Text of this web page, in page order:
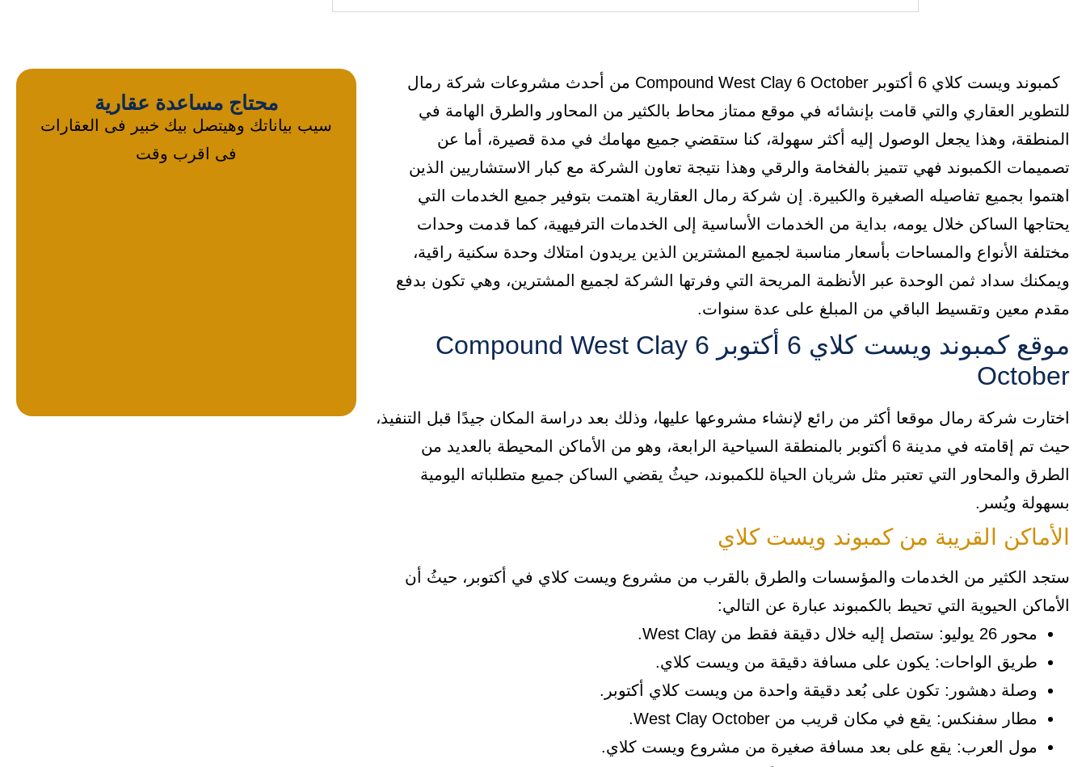
كمبوند ويست كلاي 6 أكتوبر Compound West Clay 6 October من أحدث مشروعات شركة رمال
للتطوير العقاري والتي قامت بإنشائه في موقع ممتاز محاط بالكثير من المحاور والطرق الهامة في
المنطقة، وهذا يجعل الوصول إليه أكثر سهولة، كنا ستقضي جميع مهامك في مدة قصيرة، أما عن
تصميمات الكمبوند فهي تتميز بالفخامة والرقي وهذا نتيجة تعاون الشركة مع كبار الاستشاريين الذين
اهتموا بجميع تفاصيله الصغيرة والكبيرة. إن شركة رمال العقارية اهتمت بتوفير جميع الخدمات التي
يحتاجها الساكن خلال يومه، بداية من الخدمات الأساسية إلى الخدمات الترفيهية، كما قدمت وحدات
مختلفة الأنواع والمساحات بأسعار مناسبة لجميع المشترين الذين يريدون امتلاك وحدة سكنية راقية،
ويمكنك سداد ثمن الوحدة عبر الأنظمة المريحة التي وفرتها الشركة لجميع المشترين، وهي تكون بدفع
مقدم معين وتقسيط الباقي من المبلغ على عدة سنوات.
موقع كمبوند ويست كلاي 6 أكتوبر Compound West Clay 6
October
اختارت شركة رمال موقعا أكثر من رائع لإنشاء مشروعها عليها، وذلك بعد دراسة المكان جيدًا قبل التنفيذ،
حيث تم إقامته في مدينة 6 أكتوبر بالمنطقة السياحية الرابعة، وهو من الأماكن المحيطة بالعديد من
الطرق والمحاور التي تعتبر مثل شريان الحياة للكمبوند، حيثُ يقضي الساكن جميع متطلباته اليومية
بسهولة ويُسر.
الأماكن القريبة من كمبوند ويست كلاي
ستجد الكثير من الخدمات والمؤسسات والطرق بالقرب من مشروع ويست كلاي في أكتوبر، حيثُ أن
الأماكن الحيوية التي تحيط بالكمبوند عبارة عن التالي:
محور 26 يوليو: ستصل إليه خلال دقيقة فقط من West Clay.
طريق الواحات: يكون على مسافة دقيقة من ويست كلاي.
وصلة دهشور: تكون على بُعد دقيقة واحدة من ويست كلاي أكتوبر.
مطار سفنكس: يقع في مكان قريب من West Clay October.
مول العرب: يقع على بعد مسافة صغيرة من مشروع ويست كلاي.
محتاج مساعدة عقارية
سيب بياناتك وهيتصل بيك خبير فى العقارات
فى اقرب وقت